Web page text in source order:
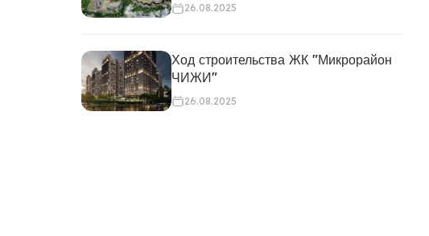
26.08.2025
Ход строительства ЖК "Микрорайон
ЧИЖИ"
26.08.2025